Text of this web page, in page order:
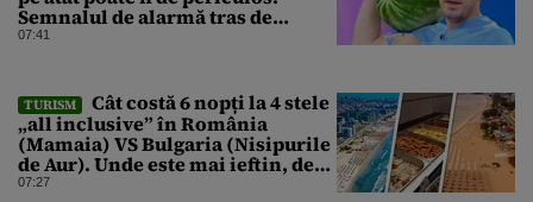
Semnalul de alarmă tras de
doctorul Mihail Pautov
07:41
TURISM
Cât costă 6 nopți la 4 stele
„all inclusive” în România
(Mamaia) VS Bulgaria (Nisipurile
de Aur). Unde este mai ieftin, de
fapt
07:27